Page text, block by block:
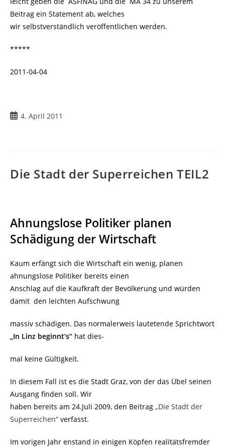
Beitrag ein Statement ab, welches
wir selbstverständlich veröffentlichen werden.
*****
2011-04-04
Beitrag4. April 2011
Die Stadt der Superreichen TEIL2
Ahnungslose Politiker planen
Schädigung der Wirtschaft
Kaum erfängt sich die Wirtschaft ein wenig, planen
ahnungslose Politiker bereits einen
Anschlag auf die Kaufkraft der Bevölkerung und würden
damit den leichten Aufschwung
massiv schädigen. Das normalerweis lautetende Sprichtwort
„In Linz beginnt’s“ hat dies-
mal keine Gültigkeit.
In diesem Fall ist es die Stadt Graz, von der das Übel seinen
Ausgang finden soll. Wir
haben bereits am 24.Juli 2009, den Beitrag „Die Stadt der
Superreichen“ verfasst.
Im vorigen Jahr enstand in einigen Köpfen realitätsfremder